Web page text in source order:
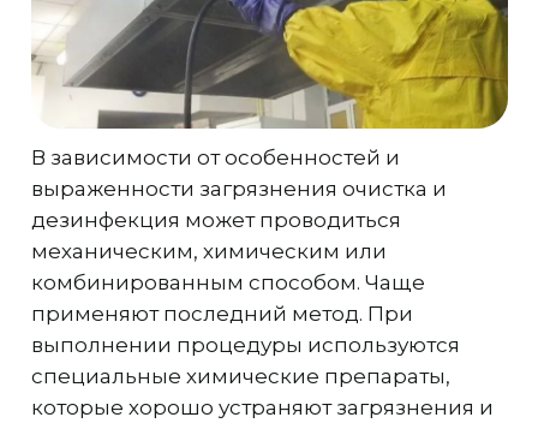
В зависимости от особенностей и
выраженности загрязнения очистка и
дезинфекция может проводиться
механическим, химическим или
комбинированным способом. Чаще
применяют последний метод. При
выполнении процедуры используются
специальные химические препараты,
которые хорошо устраняют загрязнения и